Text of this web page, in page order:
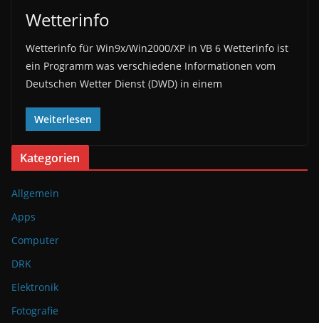
Wetterinfo
Wetterinfo für Win9x/Win2000/XP in VB 6 Wetterinfo ist
ein Programm was verschiedene Informationen vom
Deutschen Wetter Dienst (DWD) in einem
Weiterlesen
Kategorien
Allgemein
Apps
Computer
DRK
Elektronik
Fotografie